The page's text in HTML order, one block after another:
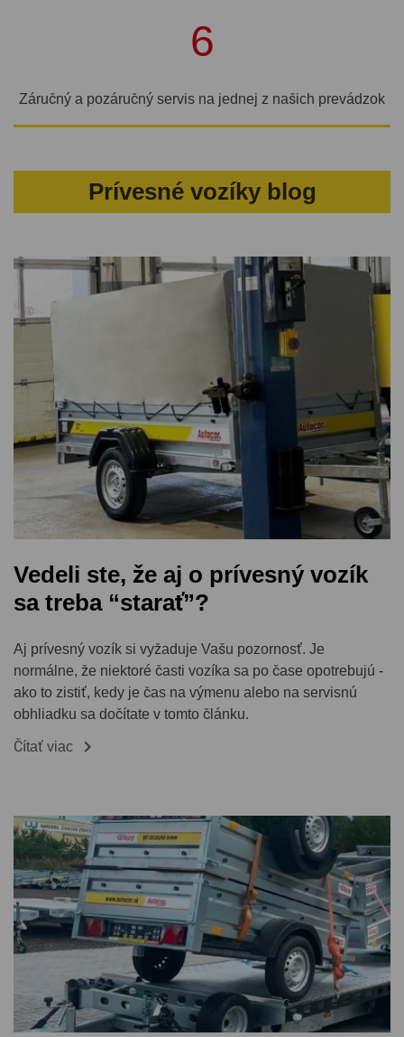
6
Záručný a pozáručný servis na jednej z našich prevádzok
Prívesné vozíky blog
Vedeli ste, že aj o prívesný vozík
sa treba “starať”?
Aj prívesný vozík si vyžaduje Vašu pozornosť. Je
normálne, že niektoré časti vozíka sa po čase opotrebujú -
ako to zistiť, kedy je čas na výmenu alebo na servisnú
obhliadku sa dočítate v tomto článku.
Čítať viac 